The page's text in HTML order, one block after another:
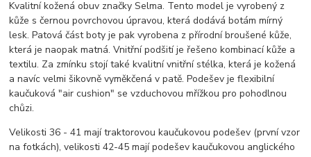
Kvalitní kožená obuv značky Selma. Tento model je vyrobený z
kůže s černou povrchovou úpravou, která dodává botám mírný
lesk. Patová část boty je pak vyrobena z přírodní broušené kůže,
která je naopak matná. Vnitřní podšití je řešeno kombinací kůže a
textilu. Za zmínku stojí také kvalitní vnitřní stélka, která je kožená
a navíc velmi šikovně vyměkčená v patě. Podešev je flexibilní
kaučuková "air cushion" se vzduchovou mřížkou pro pohodlnou
chůzi.
Velikosti 36 - 41 mají traktorovou kaučukovou podešev (první vzor
na fotkách), velikosti 42-45 mají podešev kaučukovou anglického